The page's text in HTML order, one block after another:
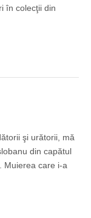
în colecţii din
şi urătorii, mă
din capătul
Muierea care i-a